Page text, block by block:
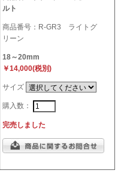
ルト
商品番号：R-GR3 ライトグ
リーン
18～20mm
￥14,000(税別)
サイズ
購入数：
完売しました